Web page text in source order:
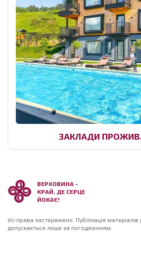
ЗАКЛАДИ
ВЕРХОВИНА -
КРАЙ, ДЕ СЕРЦЕ
ЙОКАЄ!
Усі права застережено. Публікація
допускається лише за погодженням.